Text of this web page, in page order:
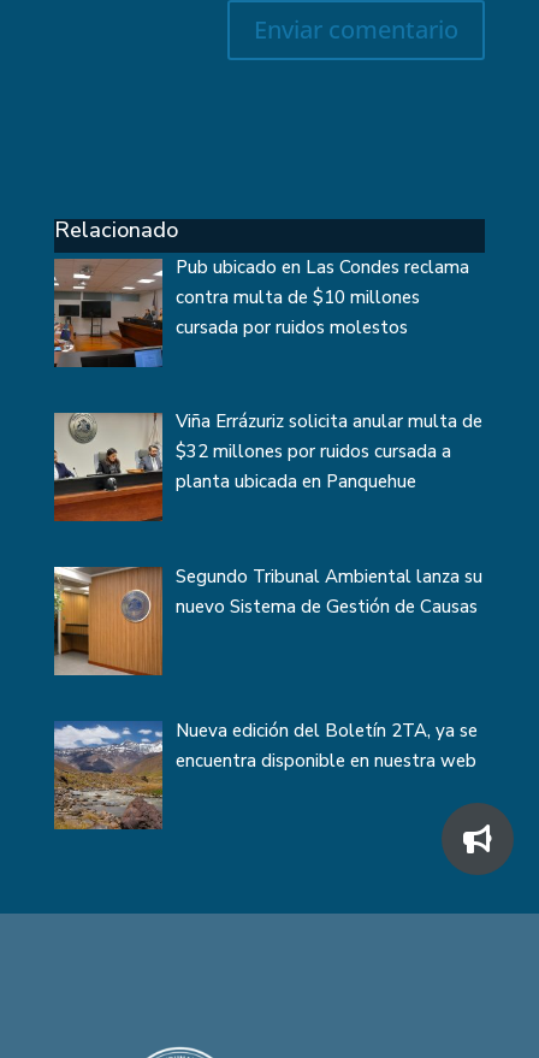
Relacionado
Pub ubicado en Las Condes reclama
contra multa de $10 millones
cursada por ruidos molestos
Viña Errázuriz solicita anular multa de
$32 millones por ruidos cursada a
planta ubicada en Panquehue
Segundo Tribunal Ambiental lanza su
nuevo Sistema de Gestión de Causas
Nueva edición del Boletín 2TA, ya se
encuentra disponible en nuestra web